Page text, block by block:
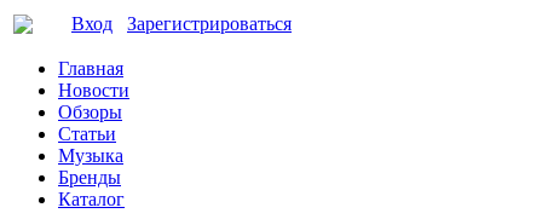
Вход Зарегистрироваться
Главная
Новости
Обзоры
Статьи
Музыка
Бренды
Каталог